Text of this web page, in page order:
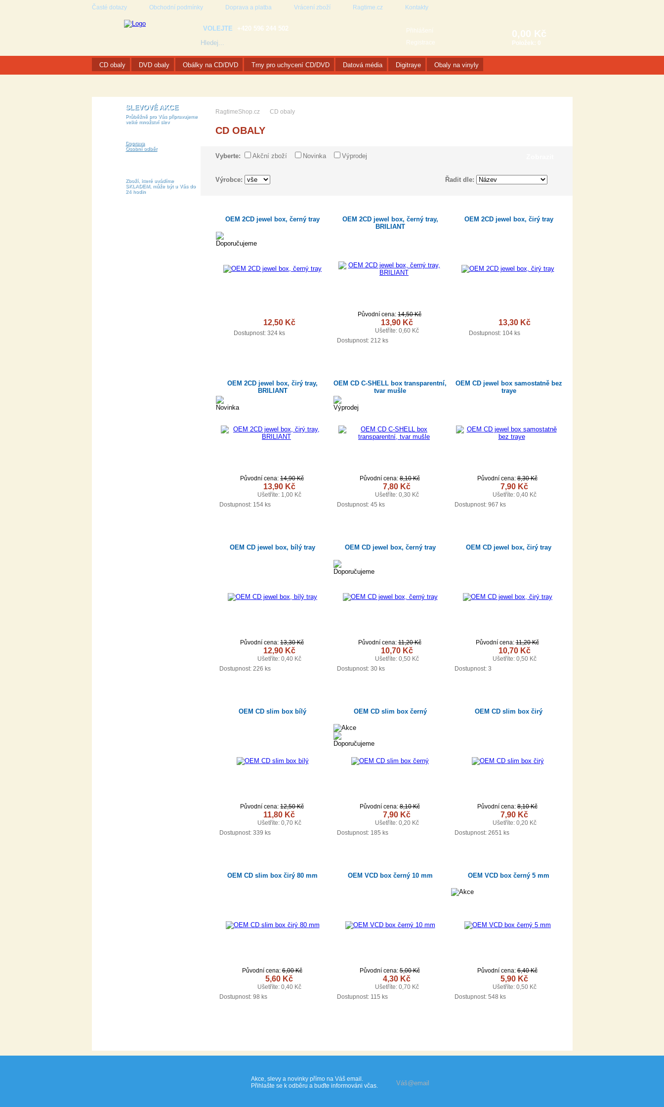
Časté dotazy Obchodní podmínky Doprava a platba Vrácení zboží Ragtime.cz Kontakty
VOLEJTE +420 596 244 502
Přihlášení
Registrace
0,00 Kč
Položek: 0
CD obaly DVD obaly Obálky na CD/DVD Trny pro uchycení CD/DVD Datová média Digitraye Obaly na vinyly
SLEVOVÉ AKCE
Průběžně pro Vás připravujeme
velké množství slev
Doprava
Osobní odběr
Zboží, které uvádíme
SKLADEM, může být u Vás do
24 hodin
RagtimeShop.cz CD obaly
CD OBALY
Vyberte: Akční zboží Novinka Výprodej
Výrobce: Řadit dle:
OEM 2CD jewel box, černý tray
12,50 Kč
Dostupnost: 324 ks
OEM 2CD jewel box, černý tray,
BRILIANT
Původní cena: 14,50 Kč
13,90 Kč
Ušetříte: 0,60 Kč
Dostupnost: 212 ks
OEM 2CD jewel box, čirý tray
13,30 Kč
Dostupnost: 104 ks
OEM 2CD jewel box, čirý tray,
BRILIANT
Původní cena: 14,90 Kč
13,90 Kč
Ušetříte: 1,00 Kč
Dostupnost: 154 ks
OEM CD C-SHELL box transparentní,
tvar mušle
Původní cena:8,10 Kč
7,80 Kč
Ušetříte: 0,30 Kč
Dostupnost: 45 ks
OEM CD jewel box samostatně bez
traye
Původní cena:8,30 Kč
7,90 Kč
Ušetříte: 0,40 Kč
Dostupnost: 967 ks
OEM CD jewel box, bílý tray
Původní cena: 13,30 Kč
12,90 Kč
Ušetříte: 0,40 Kč
Dostupnost: 226 ks
OEM CD jewel box, černý tray
Původní cena:11,20 Kč
10,70 Kč
Ušetříte: 0,50 Kč
Dostupnost: 30 ks
OEM CD jewel box, čirý tray
Původní cena:11,20 Kč
10,70 Kč
Ušetříte: 0,50 Kč
Dostupnost: 3
OEM CD slim box bílý
Původní cena: 12,50 Kč
11,80 Kč
Ušetříte: 0,70 Kč
Dostupnost: 339 ks
OEM CD slim box černý
Původní cena:8,10 Kč
7,90 Kč
Ušetříte: 0,20 Kč
Dostupnost: 185 ks
OEM CD slim box čirý
Původní cena:8,10 Kč
7,90 Kč
Ušetříte: 0,20 Kč
Dostupnost: 2651 ks
OEM CD slim box čirý 80 mm
Původní cena:6,00 Kč
5,60 Kč
Ušetříte: 0,40 Kč
Dostupnost: 98 ks
OEM VCD box černý 10 mm
Původní cena:5,00 Kč
4,30 Kč
Ušetříte: 0,70 Kč
Dostupnost: 115 ks
OEM VCD box černý 5 mm
Původní cena:6,40 Kč
5,90 Kč
Ušetříte: 0,50 Kč
Dostupnost: 548 ks
Akce, slevy a novinky přímo na Váš email.
Přihlašte se k odběru a buďte informováni včas.